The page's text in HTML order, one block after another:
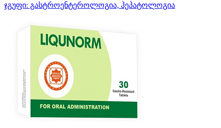
ჯგუფი: გასტროენტეროლოგია, ჰეპატოლოგია